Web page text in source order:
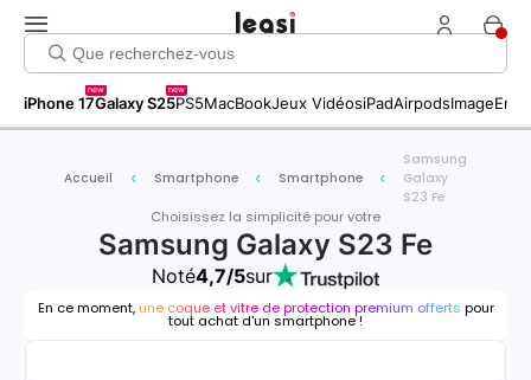
iPhone 17
new
Galaxy S25
new
PS5MacBookJeux VidéosiPadAirpodsImage
Accueil Smartphone Smartphone
Samsung
Galaxy
S23 Fe
Choisissez la simplicité pour votre
Samsung Galaxy S23 Fe
Noté4,7/5sur
En ce moment, une coque et vitre de protection premium offerts pour
tout achat d'un smartphone !